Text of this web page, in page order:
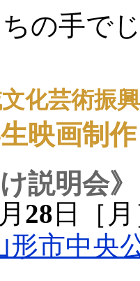
の手で
化芸術振
映画制
説明会》
月 28 日［
形市中央